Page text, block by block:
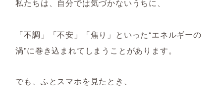
私たちは、自分では気づかないうちに、
「不調」「不安」「焦り」といった“エネルギーの
渦”に巻き込まれてしまうことがあります。
でも、ふとスマホを見たとき、